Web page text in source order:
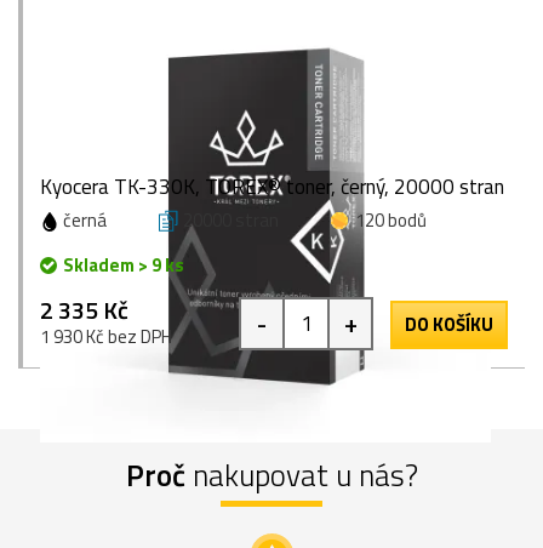
Kyocera TK-330K, TOREX® toner, černý, 20000 stran
černá 20000 stran
120 bodů
Skladem > 9 ks
2 335 Kč
1 930 Kč bez DPH - + DO KOŠÍKU
Proč nakupovat u nás?